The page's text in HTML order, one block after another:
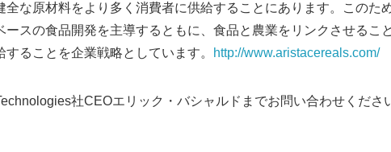
な原材料をより多く消費者に供給することにあります。このた
ースの食品開発を主導するともに、食品と農業をリンクさせるこ
ることを企業戦略としています。
http://www.aristacereals.com/
社CEOエリック・バシャルドまでお問い合わせくださ